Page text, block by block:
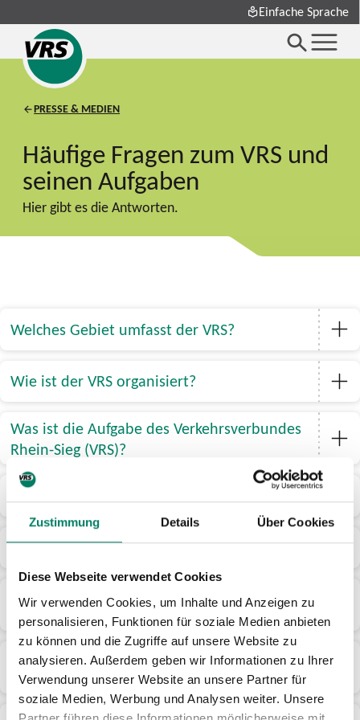
Zustimmung Details Über Cookies
Diese Webseite verwendet Cookies
Wir verwenden Cookies, um Inhalte und Anzeigen zu
personalisieren, Funktionen für soziale Medien anbieten
zu können und die Zugriffe auf unsere Website zu
analysieren. Außerdem geben wir Informationen zu Ihrer
Verwendung unserer Website an unsere Partner für
soziale Medien, Werbung und Analysen weiter. Unsere
Einfache Sprache
PRESSE & MEDIEN
Häufige Fragen zum VRS und
seinen Aufgaben
Hier gibt es die Antworten.
Welches Gebiet umfasst der VRS?
Wie ist der VRS organisiert?
Was ist die Aufgabe des Verkehrsverbundes
Rhein-Sieg (VRS)?
Woher kommt das Geld für den ÖPNV?
Gibt es alternative Finanzierungsmodelle?
Welche Funktionen haben die
Verkehrsunternehmen?
Was sind kommunale
Verkehrsunternehmen?